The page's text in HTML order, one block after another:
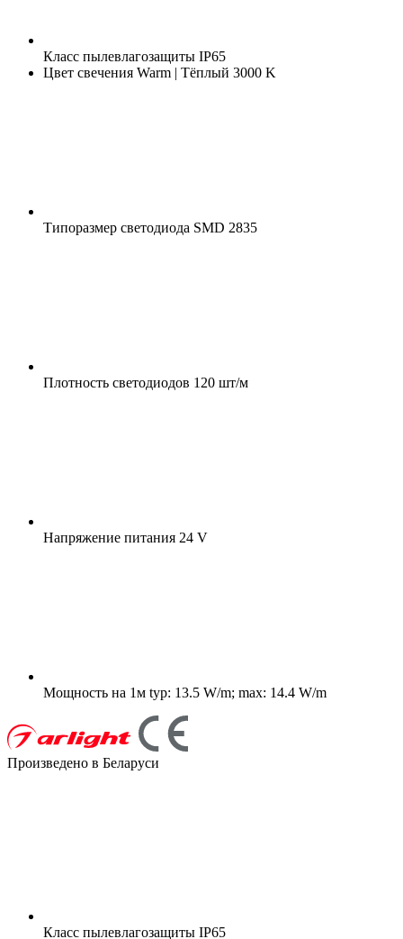
Класс пылевлагозащиты IP65
Цвет свечения Warm | Тёплый 3000 K
Типоразмер светодиода SMD 2835
Плотность светодиодов 120 шт/м
Напряжение питания 24 V
Мощность на 1м typ: 13.5 W/m; max: 14.4 W/m
Произведено в Беларуси
Класс пылевлагозащиты IP65